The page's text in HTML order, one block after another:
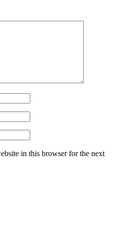
in this browser for the next